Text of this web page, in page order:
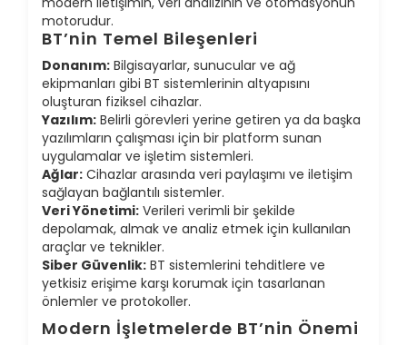
motorudur.
BT’nin Temel Bileşenleri
Donanım: Bilgisayarlar, sunucular ve ağ
ekipmanları gibi BT sistemlerinin altyapısını
oluşturan fiziksel cihazlar.
Yazılım: Belirli görevleri yerine getiren ya da başka
yazılımların çalışması için bir platform sunan
uygulamalar ve işletim sistemleri.
Ağlar: Cihazlar arasında veri paylaşımı ve iletişim
sağlayan bağlantılı sistemler.
Veri Yönetimi: Verileri verimli bir şekilde
depolamak, almak ve analiz etmek için kullanılan
araçlar ve teknikler.
Siber Güvenlik: BT sistemlerini tehditlere ve
yetkisiz erişime karşı korumak için tasarlanan
önlemler ve protokoller.
Modern İşletmelerde BT’nin Önemi